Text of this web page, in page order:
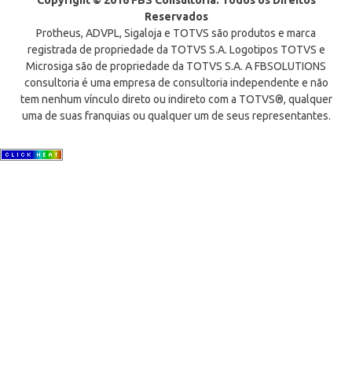
Reservados
Protheus, ADVPL, Sigaloja e TOTVS são produtos e marca
registrada de propriedade da TOTVS S.A. Logotipos TOTVS e
Microsiga são de propriedade da TOTVS S.A. A FBSOLUTIONS
consultoria é uma empresa de consultoria independente e não
tem nenhum vínculo direto ou indireto com a TOTVS®, qualquer
uma de suas franquias ou qualquer um de seus representantes.